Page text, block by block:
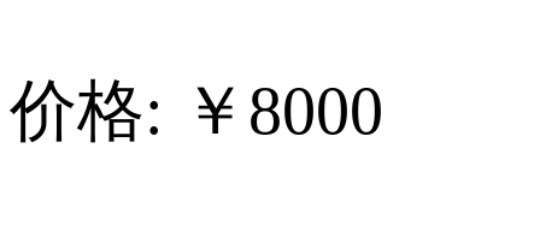
价格: ￥8000